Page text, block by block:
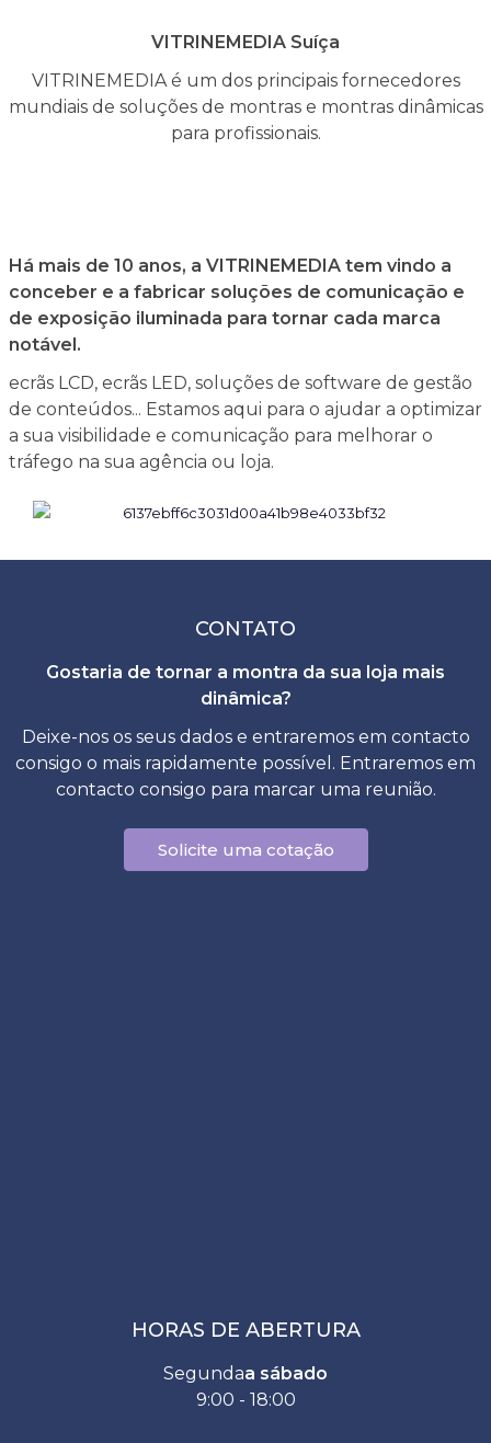
VITRINEMEDIA Suíça
VITRINEMEDIA é um dos principais fornecedores
mundiais de soluções de montras e montras dinâmicas
para profissionais.
Há mais de 10 anos, a VITRINEMEDIA tem vindo a
conceber e a fabricar soluções de comunicação e
de exposição iluminada para tornar cada marca
notável.
ecrãs LCD, ecrãs LED, soluções de software de gestão
de conteúdos... Estamos aqui para o ajudar a optimizar
a sua visibilidade e comunicação para melhorar o
tráfego na sua agência ou loja.
CONTATO
Gostaria de tornar a montra da sua loja mais
dinâmica?
Deixe-nos os seus dados e entraremos em contacto
consigo o mais rapidamente possível. Entraremos em
contacto consigo para marcar uma reunião.
Solicite uma cotação
HORAS DE ABERTURA
Segundaa sábado
9:00 - 18:00